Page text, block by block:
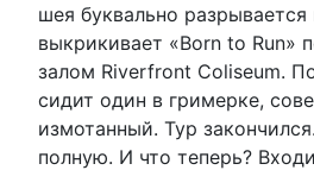
шея буквально разрывается
выкрикивает «Born to Run»
залом Riverfront Coliseum.
сидит один в гримерке,
измотанный. Тур
полную. И что теперь?